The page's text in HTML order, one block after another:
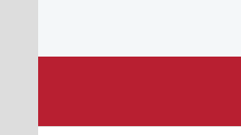
contenu